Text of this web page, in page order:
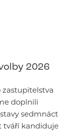
2026
doplnili
sedmnáct
tváří kandiduje